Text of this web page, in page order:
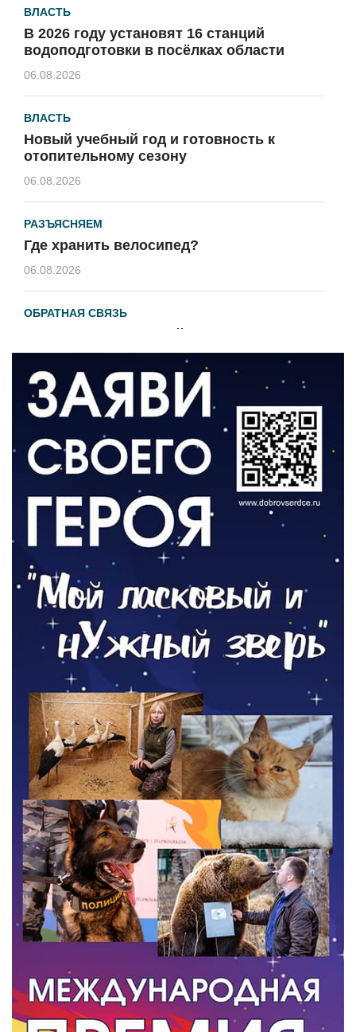
ВЛАСТЬ
В 2026 году установят 16 станций
водоподготовки в посёлках области
06.08.2026
ВЛАСТЬ
Новый учебный год и готовность к
отопительному сезону
06.08.2026
РАЗЪЯСНЯЕМ
Где хранить велосипед?
06.08.2026
ОБРАТНАЯ СВЯЗЬ
Администрация онлайн
ВЛАСТЬ
День памяти и «Симфония народов»
06.08.2026
Новый настил на экотропе
05.08.2026